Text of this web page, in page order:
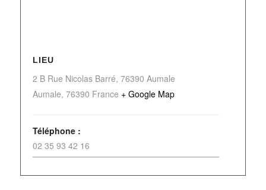
LIEU
2 B Rue Nicolas Barré, 76390 Aumale
Aumale, 76390 France + Google Map
Téléphone :
02 35 93 42 16